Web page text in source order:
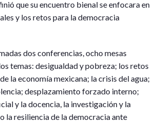
que su encuentro bienal se enfocara en
y los retos para la democracia
dos conferencias, ocho mesas
temas: desigualdad y pobreza; los retos
la economía mexicana; la crisis del agua;
desplazamiento forzado interno;
y la docencia, la investigación y la
la resiliencia de la democracia ante